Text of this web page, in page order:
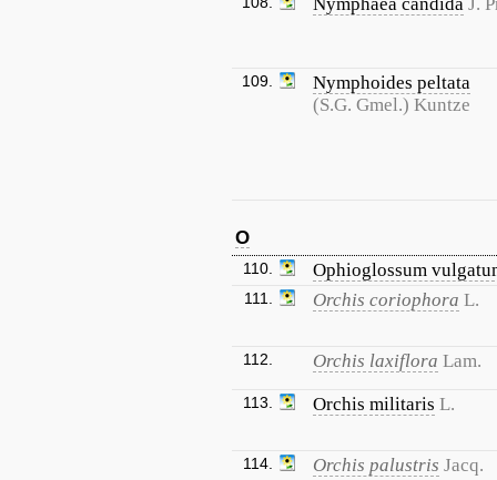
109.
Nymphoides peltata
(S.G. Gmel.) Kuntze
O
110. Ophioglossum
111. Orchis coriophora L.
112. Orchis laxiflora Lam.
113. Orchis militaris L.
114. Orchis palustris Jacq.